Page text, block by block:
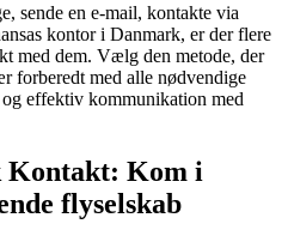
sende en e-mail, kontakte via
kontor i Danmark, er der flere
med dem. Vælg den metode, der
forberedt med alle nødvendige
effektiv kommunikation med
Kontakt: Kom i
flyselskab